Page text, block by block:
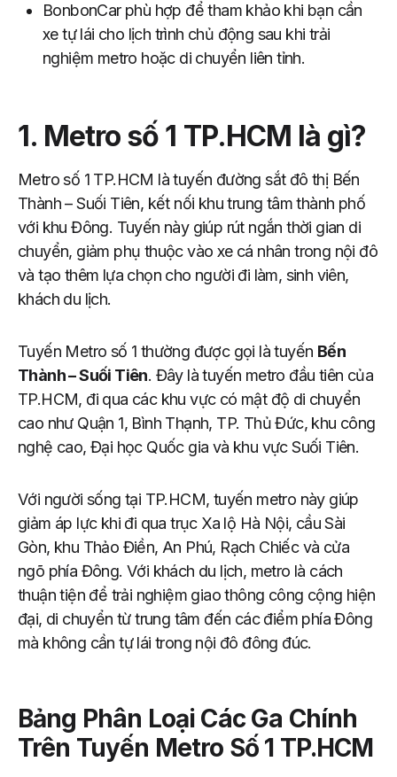
BonbonCar phù hợp để tham khảo khi bạn cần
xe tự lái cho lịch trình chủ động sau khi trải
nghiệm metro hoặc di chuyển liên tỉnh.
1. Metro số 1 TP.HCM là gì?
Metro số 1 TP.HCM là tuyến đường sắt đô thị Bến
Thành – Suối Tiên, kết nối khu trung tâm thành phố
với khu Đông. Tuyến này giúp rút ngắn thời gian di
chuyển, giảm phụ thuộc vào xe cá nhân trong nội đô
và tạo thêm lựa chọn cho người đi làm, sinh viên,
khách du lịch.
Tuyến Metro số 1 thường được gọi là tuyến Bến
Thành – Suối Tiên. Đây là tuyến metro đầu tiên của
TP.HCM, đi qua các khu vực có mật độ di chuyển
cao như Quận 1, Bình Thạnh, TP. Thủ Đức, khu công
nghệ cao, Đại học Quốc gia và khu vực Suối Tiên.
Với người sống tại TP.HCM, tuyến metro này giúp
giảm áp lực khi đi qua trục Xa lộ Hà Nội, cầu Sài
Gòn, khu Thảo Điền, An Phú, Rạch Chiếc và cửa
ngõ phía Đông. Với khách du lịch, metro là cách
thuận tiện để trải nghiệm giao thông công cộng hiện
đại, di chuyển từ trung tâm đến các điểm phía Đông
mà không cần tự lái trong nội đô đông đúc.
Bảng Phân Loại Các Ga Chính
Trên Tuyến Metro Số 1 TP.HCM